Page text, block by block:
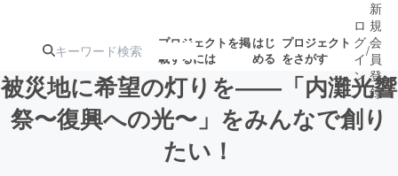
プロジェクトを掲
載するには
はじ
める
プロジェクト
をさがす
注目の新着プロ 募集終了が近いプ
ロ
グ
イ
ン
/
新
規
会
員
登
録
被災地に希望の灯りを――「内灘光響
祭〜復興への光〜」をみんなで創り
たい！